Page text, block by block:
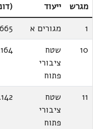
מגרש ייעוד
1
מגורים א
10
שטח
ציבורי
פתוח
11
שטח
ציבורי
פתוח